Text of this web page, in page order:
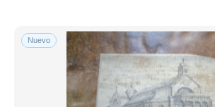
Nuevo